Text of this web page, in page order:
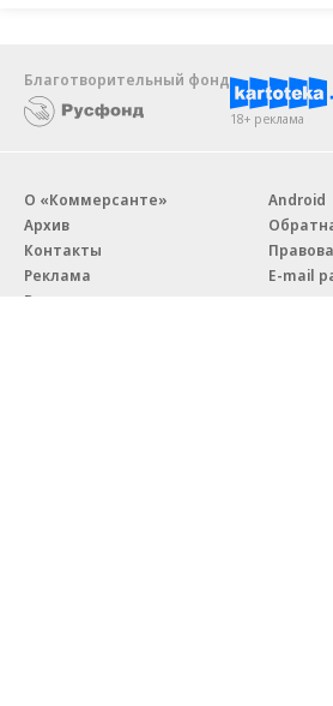
Благотворительный фонд
18+ реклама
О «Коммерсанте»
Архив
Контакты
Реклама
Вакансии
Android
E-mail